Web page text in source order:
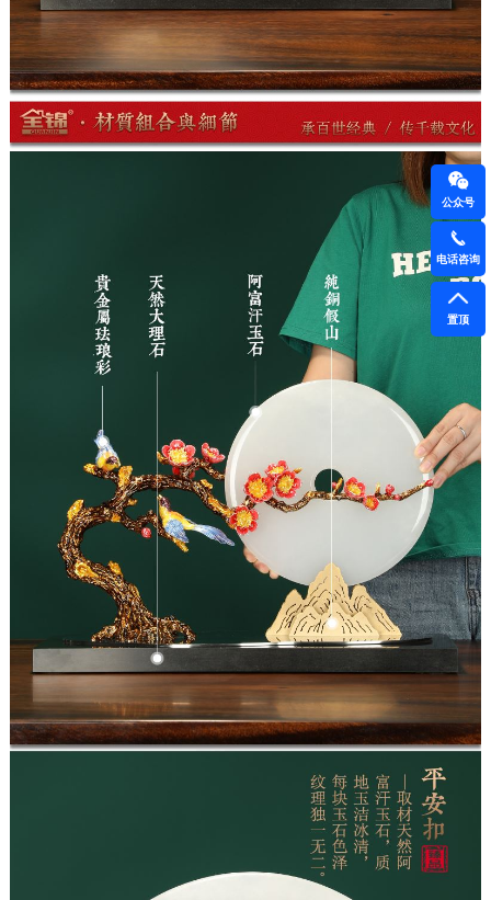
公众号
电话咨询
置顶